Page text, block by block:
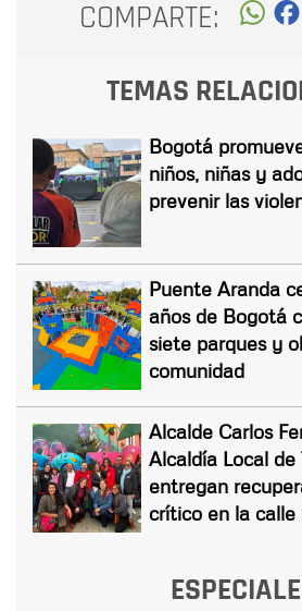
COMPARTE:
TEMAS
Bogotá
niños, niñas y
prevenir las
Puente Aranda
años de Bogotá
siete parques y
comunidad
Alcalde Carlos
Alcaldía Local de
entregan
crítico en la calle